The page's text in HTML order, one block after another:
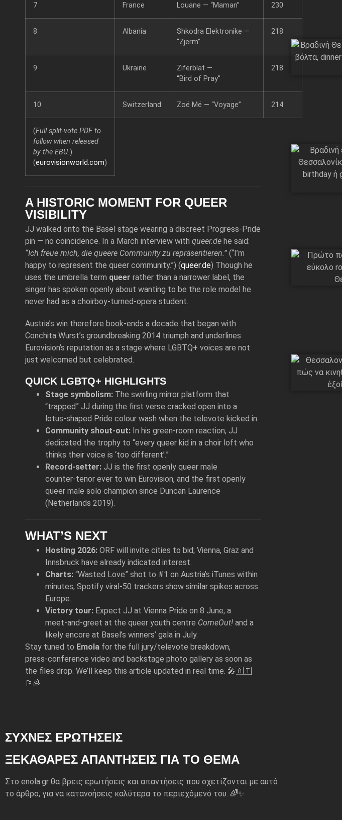
7 France Louane — “Maman” 230
8 Albania
Shkodra Elektronike —
“Zjerm”
218
9 Ukraine
Ziferblat —
“Bird of Pray”
218
10 Switzerland Zoë Më — “Voyage” 214
(Full split‑vote PDF to
follow when released
by the EBU.)
(eurovisionworld.com)
A HISTORIC MOMENT FOR QUEER
VISIBILITY
JJ walked onto the Basel stage wearing a discreet Progress‑Pride
pin — no coincidence. In a March interview with queer.de he said:
“Ich freue mich, die queere Community zu repräsentieren.” (“I’m
happy to represent the queer community.”) (queer.de) Though he
uses the umbrella term queer rather than a narrower label, the
singer has spoken openly about wanting to be the role model he
never had as a choirboy‐turned‑opera student.
Austria’s win therefore book‑ends a decade that began with
Conchita Wurst’s groundbreaking 2014 triumph and underlines
Eurovision’s reputation as a stage where LGBTQ+ voices are not
just welcomed but celebrated.
QUICK LGBTQ+ HIGHLIGHTS
Stage symbolism: The swirling mirror platform that
“trapped” JJ during the first verse cracked open into a
lotus‑shaped Pride colour wash when the televote kicked in.
Community shout‑out: In his green‑room reaction, JJ
dedicated the trophy to “every queer kid in a choir loft who
thinks their voice is ‘too different’.”
Record‑setter: JJ is the first openly queer male
counter‑tenor ever to win Eurovision, and the first openly
queer male solo champion since Duncan Laurence
(Netherlands 2019).
WHAT’S NEXT
Hosting 2026: ORF will invite cities to bid; Vienna, Graz and
Innsbruck have already indicated interest.
Charts: “Wasted Love” shot to #1 on Austria’s iTunes within
minutes; Spotify viral‑50 trackers show similar spikes across
Europe.
Victory tour: Expect JJ at Vienna Pride on 8 June, a
meet‑and‑greet at the queer youth centre ComeOut! and a
likely encore at Basel’s winners’ gala in July.
Stay tuned to Emola for the full jury/televote breakdown,
press‑conference video and backstage photo gallery as soon as
the files drop. We’ll keep this article updated in real time. 🎤🇦🇹
🏳️‍🌈
ΣΥΧΝΕΣ ΕΡΩΤΗΣΕΙΣ
ΞΕΚΆΘΑΡΕΣ ΑΠΑΝΤΉΣΕΙΣ ΓΙΑ ΤΟ ΘΈΜΑ
Στο enola.gr θα βρεις ερωτήσεις και απαντήσεις που σχετίζονται με αυτό
το άρθρο, για να κατανοήσεις καλύτερα το περιεχόμενό του. 🌈✨